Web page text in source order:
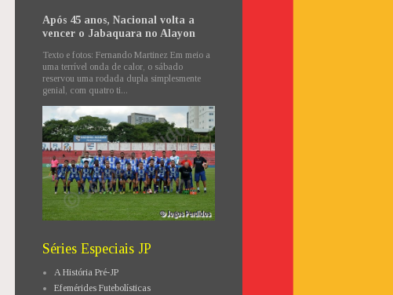
Após 45 anos, Nacional volta a
vencer o Jabaquara no Alayon
Texto e fotos: Fernando Martinez Em meio a
uma terrível onda de calor, o sábado
reservou uma rodada dupla simplesmente
genial, com quatro ti...
Séries Especiais JP
A História Pré-JP
Efemérides Futebolísticas